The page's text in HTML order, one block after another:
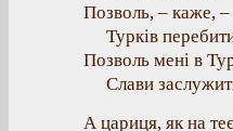
Позволь, – каже,
Турків
Позволь мені в
Слави
А цариця, як на